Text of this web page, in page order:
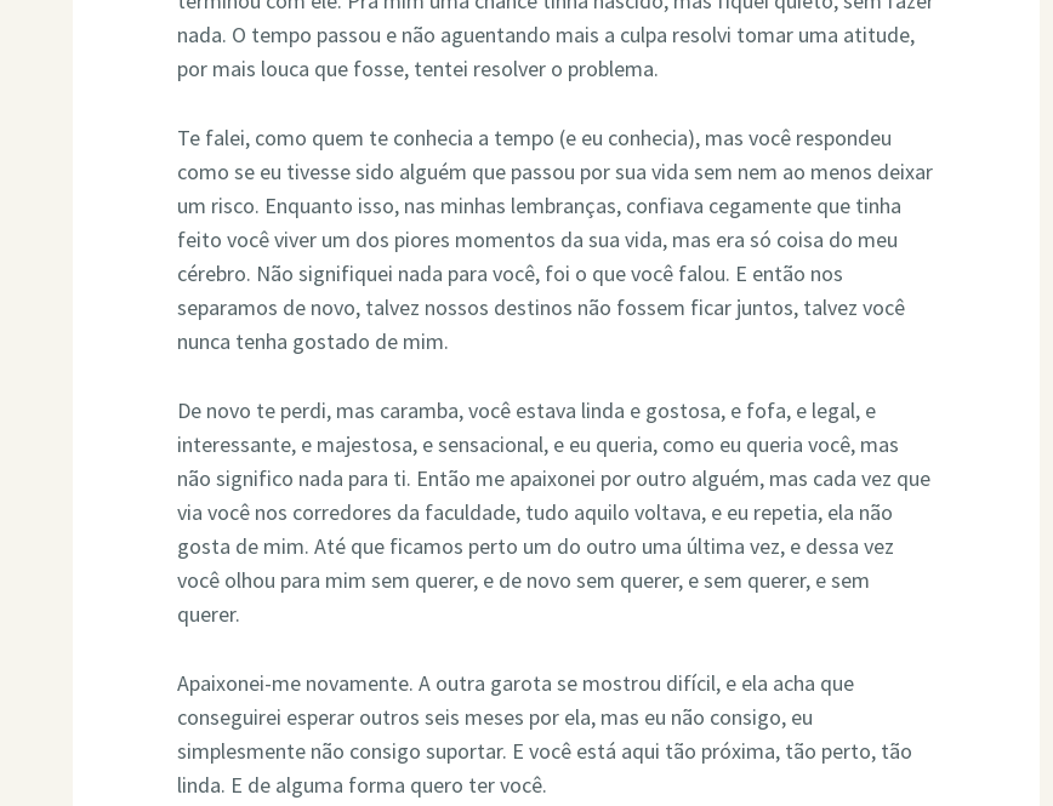
nada. O tempo passou e não aguentando mais a culpa resolvi tomar uma atitude,
por mais louca que fosse, tentei resolver o problema.
Te falei, como quem te conhecia a tempo (e eu conhecia), mas você respondeu
como se eu tivesse sido alguém que passou por sua vida sem nem ao menos deixar
um risco. Enquanto isso, nas minhas lembranças, confiava cegamente que tinha
feito você viver um dos piores momentos da sua vida, mas era só coisa do meu
cérebro. Não signifiquei nada para você, foi o que você falou. E então nos
separamos de novo, talvez nossos destinos não fossem ficar juntos, talvez você
nunca tenha gostado de mim.
De novo te perdi, mas caramba, você estava linda e gostosa, e fofa, e legal, e
interessante, e majestosa, e sensacional, e eu queria, como eu queria você, mas
não significo nada para ti. Então me apaixonei por outro alguém, mas cada vez que
via você nos corredores da faculdade, tudo aquilo voltava, e eu repetia, ela não
gosta de mim. Até que ficamos perto um do outro uma última vez, e dessa vez
você olhou para mim sem querer, e de novo sem querer, e sem querer, e sem
querer.
Apaixonei-me novamente. A outra garota se mostrou difícil, e ela acha que
conseguirei esperar outros seis meses por ela, mas eu não consigo, eu
simplesmente não consigo suportar. E você está aqui tão próxima, tão perto, tão
linda. E de alguma forma quero ter você.